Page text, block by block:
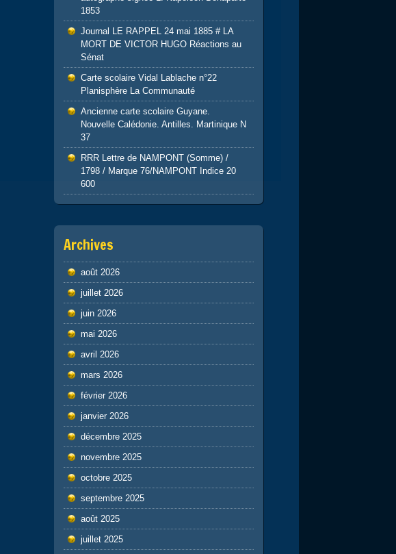
1853
Journal LE RAPPEL 24 mai 1885 # LA
MORT DE VICTOR HUGO Réactions au
Sénat
Carte scolaire Vidal Lablache n°22
Planisphère La Communauté
Ancienne carte scolaire Guyane.
Nouvelle Calédonie. Antilles. Martinique N
37
RRR Lettre de NAMPONT (Somme) /
1798 / Marque 76/NAMPONT Indice 20
600
Archives
août 2026
juillet 2026
juin 2026
mai 2026
avril 2026
mars 2026
février 2026
janvier 2026
décembre 2025
novembre 2025
octobre 2025
septembre 2025
août 2025
juillet 2025